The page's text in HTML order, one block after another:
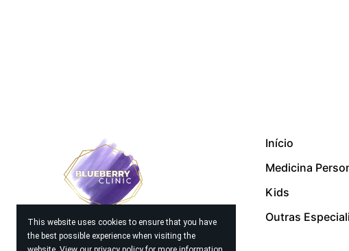
This website uses cookies to ensure that you have
the best possible experience when visiting the
Início
Medicina
Kids
Outras